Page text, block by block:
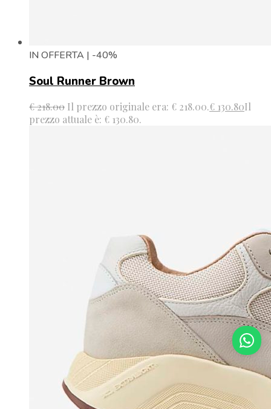
IN OFFERTA | -40%
Soul Runner Brown
€218.00 Il prezzo originale era: € 218.00.€ 130.80Il
prezzo attuale è: € 130.80.